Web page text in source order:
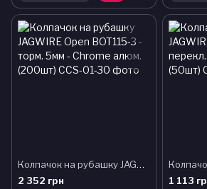
Колпачок на рубашку JAGWIRE Open BOT115-3 - торм. 5мм - Chrome алюм. (200шт)
2 352 грн
1 113